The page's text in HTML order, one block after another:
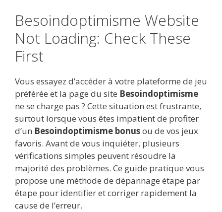
Besoindoptimisme Website
Not Loading: Check These
First
Vous essayez d’accéder à votre plateforme de jeu
préférée et la page du site Besoindoptimisme
ne se charge pas ? Cette situation est frustrante,
surtout lorsque vous êtes impatient de profiter
d’un Besoindoptimisme bonusou de vos jeux
favoris. Avant de vous inquiéter, plusieurs
vérifications simples peuvent résoudre la
majorité des problèmes. Ce guide pratique vous
propose une méthode de dépannage étape par
étape pour identifier et corriger rapidement la
cause de l’erreur.